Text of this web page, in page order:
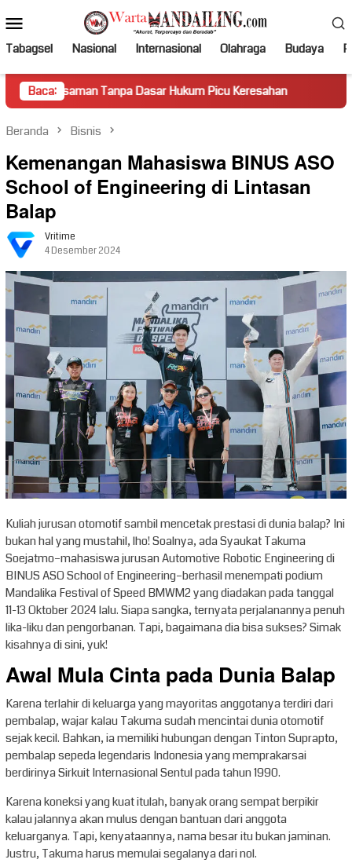
ke
kontenMobile
Tabagsel Nasional Internasional Olahraga Budaya
Baca:
Tanpa Dasar Hukum Picu Keresahan Truk Miring
Beranda Bisnis
Kemenangan Mahasiswa BINUS ASO
School of Engineering di Lintasan
Balap
Vritime
4 Desember 2024
Kuliah jurusan otomotif sambil mencetak prestasi di dunia balap? Ini
bukan hal yang mustahil, lho! Soalnya, ada Syaukat Takuma
Soejatmo–mahasiswa jurusan Automotive Robotic Engineering di
BINUS ASO School of Engineering–berhasil menempati podium
Mandalika Festival of Speed BMWM2 yang diadakan pada tanggal
11-13 Oktober 2024 lalu. Siapa sangka, ternyata perjalanannya penuh
lika-liku dan pengorbanan. Tapi, bagaimana dia bisa sukses? Simak
kisahnya di sini, yuk!
Awal Mula Cinta pada Dunia Balap
Karena terlahir di keluarga yang mayoritas anggotanya terdiri dari
pembalap, wajar kalau Takuma sudah mencintai dunia otomotif
sejak kecil. Bahkan, ia memiliki hubungan dengan Tinton Suprapto,
pembalap sepeda legendaris Indonesia yang memprakarsai
berdirinya Sirkuit Internasional Sentul pada tahun 1990.
Karena koneksi yang kuat itulah, banyak orang sempat berpikir
kalau jalannya akan mulus dengan bantuan dari anggota
keluarganya. Tapi, kenyataannya, nama besar itu bukan jaminan.
Justru, Takuma harus memulai segalanya dari nol.